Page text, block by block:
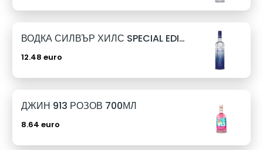
ВОДКА СИЛВЪР ХИЛС SPECIAL EDITION 1Л
12.48 euro
ДЖИН 913 РОЗОВ 700МЛ
8.64 euro